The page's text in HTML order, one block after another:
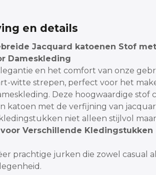
en details
Jacquard katoenen Stof
Dameskleding
en het comfort van onze
witte strepen, perfect voor het
Deze hoogwaardige stof
katoen met de verfijning van
niet alleen stijlvol
Verschillende Kledingstukken
prachtige jurken die zowel casual